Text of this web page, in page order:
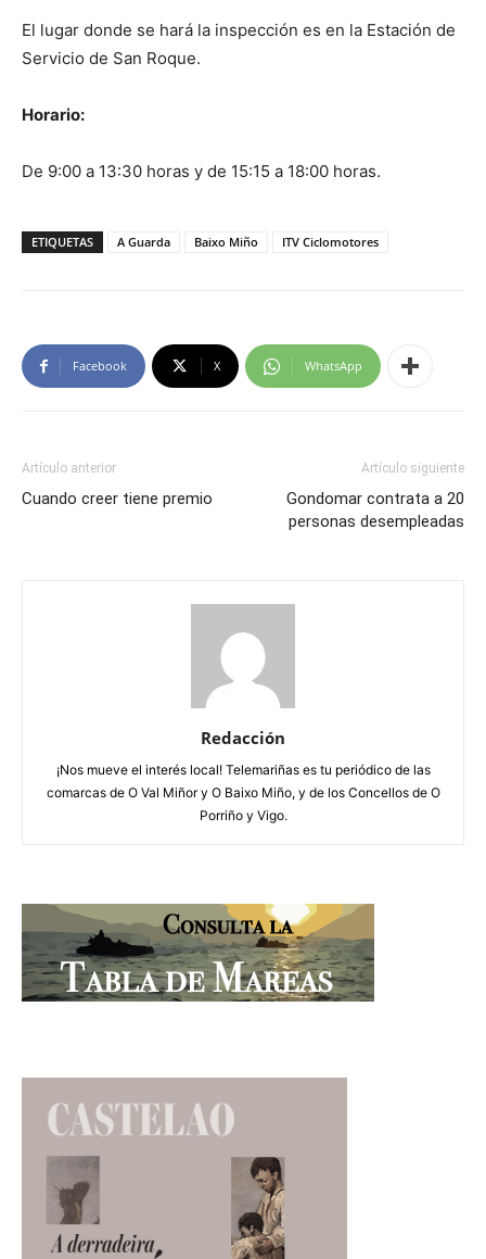
El lugar donde se hará la inspección es en la Estación de
Servicio de San Roque.
Horario:
De 9:00 a 13:30 horas y de 15:15 a 18:00 horas.
ETIQUETAS A Guarda Baixo Miño ITV Ciclomotores
Facebook X WhatsApp
Artículo anterior
Cuando creer tiene premio
Artículo siguiente
Gondomar contrata a 20
personas desempleadas
Redacción
¡Nos mueve el interés local! Telemariñas es tu periódico de las
comarcas de O Val Miñor y O Baixo Miño, y de los Concellos de O
Porriño y Vigo.